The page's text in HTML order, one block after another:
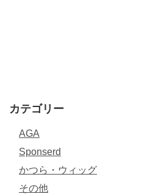
カテゴリー
AGA
Sponserd
かつら・ウィッグ
その他